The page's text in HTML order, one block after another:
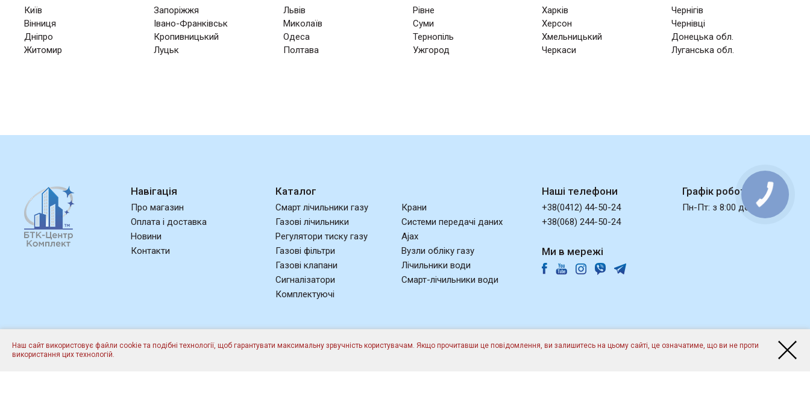
Київ Запоріжжя Львів Рівне Харків
Чернігів
Вінниця
Івано-Франківськ Миколаїв Суми Херсон
Чернівці
Дніпро
Кропивницький Одеса Тернопіль Хмельницький
Донецька обл.
Житомир
Луцьк Полтава Ужгород Черкаси Луганська обл.
Навігація
Про магазин
Оплата і доставка
Новини
Контакти
Каталог
Смарт лічильники газу
Крани
Газові лічильники
Системи передачі даних
Регулятори тиску газу
Ajax
Газові фільтри
Вузли обліку газу
Газові клапани
Лічильники води
Сигналізатори
Смарт-лічильники води
Комплектуючі
Наші телефони
+38(0412) 44-50-24
+38(068) 244-50-24
Графік роботи
Пн-Пт: з 8:00 до 17:00
Ми в мережі
©2013-2026"БТК-Центр Комплект" - Всі права захищено. Розробка: Студія Любарського
Наш сайт використовує файли cookie та подібні технології, щоб гарантувати максимальну зрвучність користувачам. Якщо прочитавши це повідомлення, ви залишитесь на цьому сайті, це означатиме, що ви не проти
використання цих технологій.